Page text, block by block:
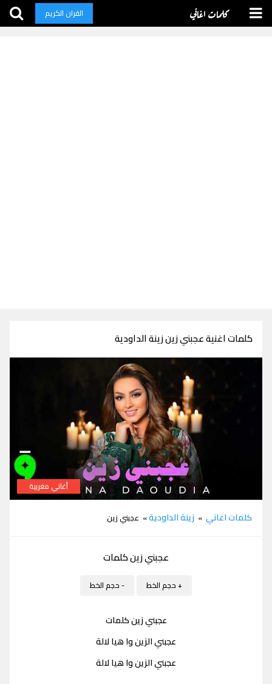
كلمات اغاني القران الكريم
كلمات اغنية عجبني زين زينة الداودية
أغاني مغربية
كلمات اغاني » زينة الداودية» عجبني زين
عجبني زين كلمات
+ حجم الخط - حجم الخط
عجبني زين كلمات
عجبني الزين وا هيا لالة
عجبني الزين وا هيا لالة